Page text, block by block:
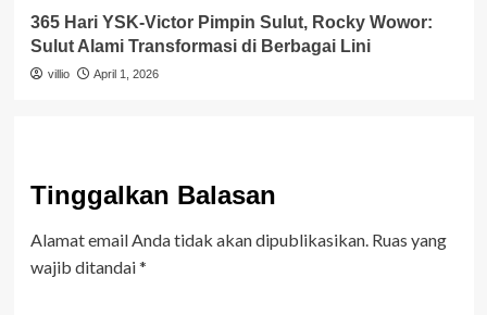
365 Hari YSK-Victor Pimpin Sulut, Rocky Wowor:
Sulut Alami Transformasi di Berbagai Lini
villio April 1, 2026
Tinggalkan Balasan
Alamat email Anda tidak akan dipublikasikan. Ruas yang
wajib ditandai*